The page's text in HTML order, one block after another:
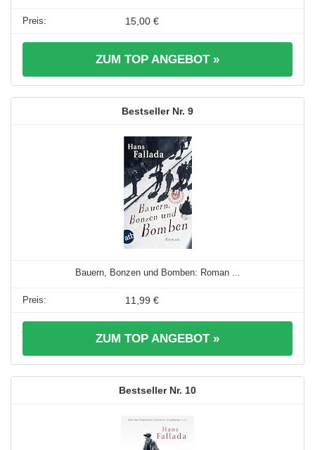
15,00 €
ZUM TOP ANGEBOT »
9
Bauern, Bonzen und Bomben: Roman ...
11,99 €
ZUM TOP ANGEBOT »
10